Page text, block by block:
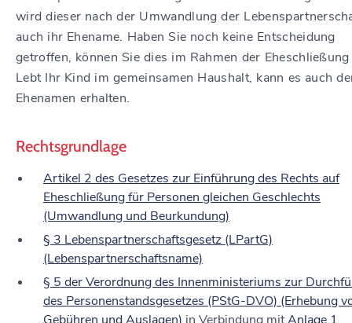
wird dieser nach der Umwandlung der
auch ihr Ehename. Haben Sie noch keine Entscheidung
getroffen, können Sie dies im Rahmen der
Lebt Ihr Kind im gemeinsamen Haushalt, kann es auch
Ehenamen erhalten.
Rechtsgrundlage
Artikel 2 des Gesetzes zur Einführung des Rechts auf
Eheschließung für Personen gleichen Geschlechts
(Umwandlung und Beurkundung)
§ 3 Lebenspartnerschaftsgesetz (LPartG)
(Lebenspartnerschaftsname)
§ 5 der Verordnung des Innenministeriums zur
des Personenstandsgesetzes (PStG-DVO) (Erhebung